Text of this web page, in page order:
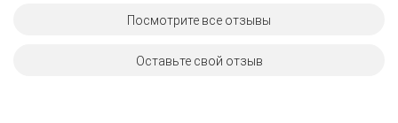
Посмотрите все отзывы
Оставьте свой отзыв